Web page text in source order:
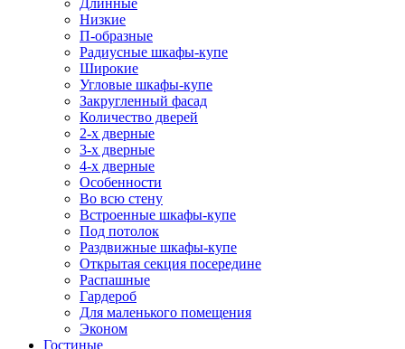
Длинные
Низкие
П-образные
Радиусные шкафы-купе
Широкие
Угловые шкафы-купе
Закругленный фасад
Количество дверей
2-х дверные
3-х дверные
4-х дверные
Особенности
Во всю стену
Встроенные шкафы-купе
Под потолок
Раздвижные шкафы-купе
Открытая секция посередине
Распашные
Гардероб
Для маленького помещения
Эконом
Гостиные